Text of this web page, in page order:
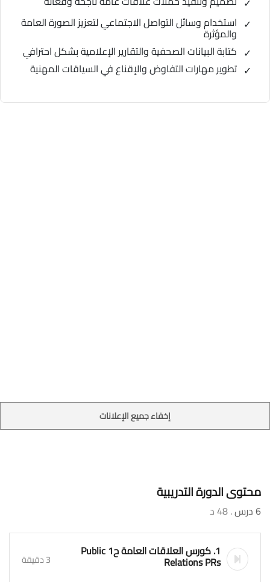
استخدام وسائل التواصل الاجتماعي لتعزيز الصورة العامة
والمؤثرة
كتابة البيانات الصحفية والتقارير الإعلامية بشكل احترافي
تطوير مهارات التفاوض والإقناع في السياقات المهنية
إخفاء جميع الإعلانات
محتوى الدورة التدريبية
6 درس . 48 د
1. كورس العلاقات العامة ح1 Public
Relations PRs 3 دقيقة